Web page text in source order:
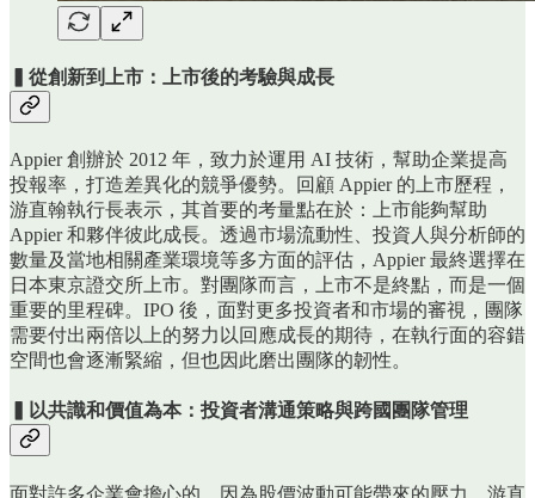
▍從創新到上市：上市後的考驗與成長
Appier 創辦於 2012 年，致力於運用 AI 技術，幫助企業提高
投報率，打造差異化的競爭優勢。回顧 Appier 的上市歷程，
游直翰執行長表示，其首要的考量點在於：上市能夠幫助
Appier 和夥伴彼此成長。透過市場流動性、投資人與分析師的
數量及當地相關產業環境等多方面的評估，Appier 最終選擇在
日本東京證交所上市。對團隊而言，上市不是終點，而是一個
重要的里程碑。IPO 後，面對更多投資者和市場的審視，團隊
需要付出兩倍以上的努力以回應成長的期待，在執行面的容錯
空間也會逐漸緊縮，但也因此磨出團隊的韌性。
▍以共識和價值為本：投資者溝通策略與跨國團隊管理
面對許多企業會擔心的，因為股價波動可能帶來的壓力，游直